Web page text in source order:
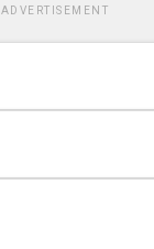
ADVERTISEMENT